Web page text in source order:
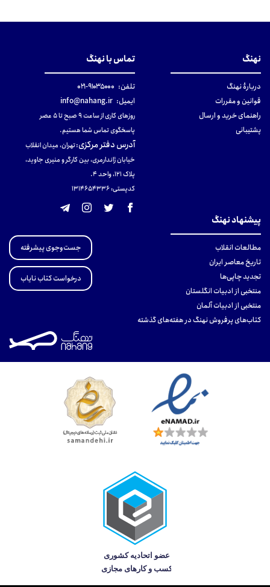
نهنگ
دربارهٔ نهنگ
قوانین و مقررات
راهنمای خرید و ارسال
پشتیبانی
تماس با نهنگ
تلفن: ۹۱۰۳۵۰۰۰-۰۲۱
ایمیل: info@nahang.ir
روزهای کاری از ساعت ۹ صبح تا ۵ عصر
پاسخگوی تماس شما هستیم.
آدرس دفتر مرکزی:تهران، میدان انقلاب
خیابان ژاندارمری، بین کارگر و منیری جاوید،
پلاک 121، واحد ۴.
کدپستی: 131465433۶
پیشنهاد نهنگ
مطالعات انقلاب
تاریخ معاصر ایران
تجدید چاپی‌ها
منتخبی از ادبیات انگلستان
منتخبی از ادبیات آلمان
کتاب‌های پرفروش نهنگ در هفته‌های گذشته
جست‌وجوی پیشرفته
درخواست کتاب نایاب